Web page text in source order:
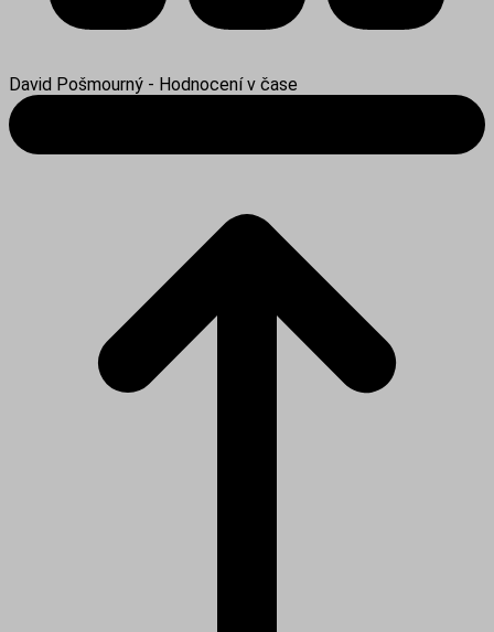
David Pošmourný - Hodnocení v čase